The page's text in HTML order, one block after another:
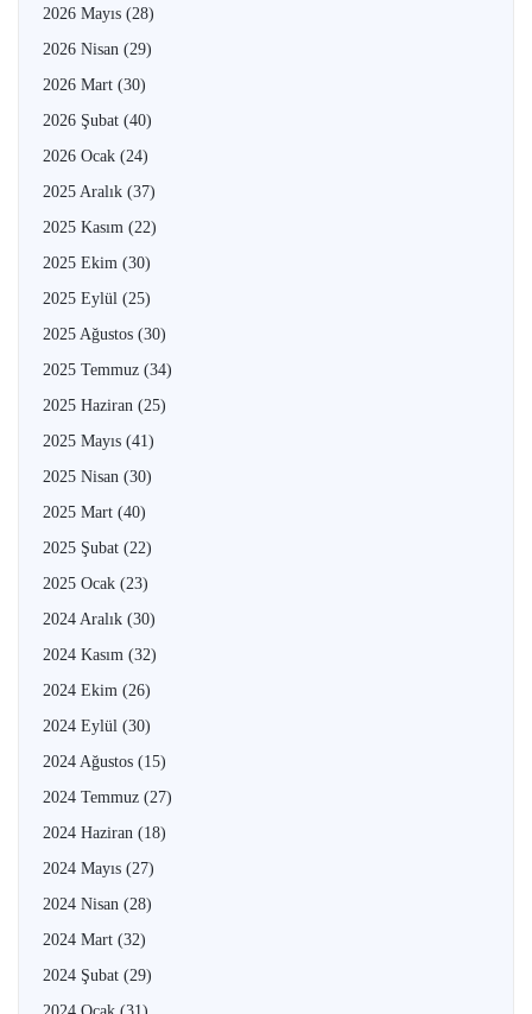
2026 Mayıs (28)
2026 Nisan (29)
2026 Mart (30)
2026 Şubat (40)
2026 Ocak (24)
2025 Aralık (37)
2025 Kasım (22)
2025 Ekim (30)
2025 Eylül (25)
2025 Ağustos (30)
2025 Temmuz (34)
2025 Haziran (25)
2025 Mayıs (41)
2025 Nisan (30)
2025 Mart (40)
2025 Şubat (22)
2025 Ocak (23)
2024 Aralık (30)
2024 Kasım (32)
2024 Ekim (26)
2024 Eylül (30)
2024 Ağustos (15)
2024 Temmuz (27)
2024 Haziran (18)
2024 Mayıs (27)
2024 Nisan (28)
2024 Mart (32)
2024 Şubat (29)